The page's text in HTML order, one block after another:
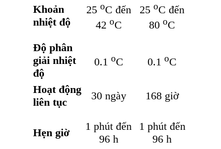
Khoản
nhiệt độ
25 oC đến
42 oC
25 oC đến
80 oC
Độ phân
giải nhiệt
độ
0.1 oC 0.1 oC
Hoạt động
liên tục
30 ngày 168 giờ
Hẹn giờ
1 phút đến
96 h
1 phút đến
96 h